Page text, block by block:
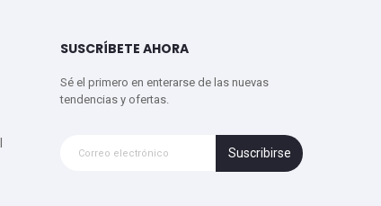
SUSCRÍBETE AHORA
Sé el primero en enterarse de las nuevas
tendencias y ofertas.
Suscribirse